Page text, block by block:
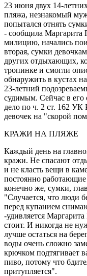
23 июня двух 14-
пляжа, незнакомый
попытался отнять
- сообщила Маргарита
милицию, начались
вторая, сумки
других отдыхающих,
тропинке и смогли
обнаружить в кустах
23-летний
судимым. Сейчас в его
дело по ч. 2 ст. 162
девочек на "скорой
КРАЖИ НА ПЛЯЖЕ
Каждый день на
кражи. Не спасают
и не класть вещи в
постоянно
конечно же, сумки,
"Случается, что люди
перед купанием
-удивляется
стоит. И никогда не
лучше остаться на
воды очень сложно
крючком подтягивает
пиво, потому что
притупляется".